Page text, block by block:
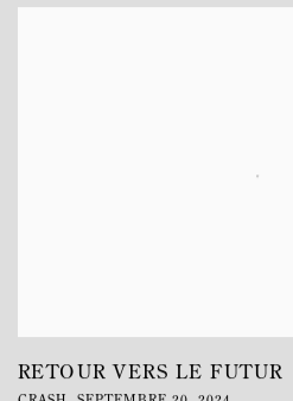
RETOUR VERS LE FUTUR